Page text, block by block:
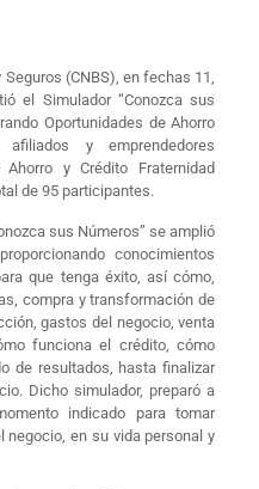
(CNBS), en fechas 11,
el Simulador “Conozca sus
Oportunidades de Ahorro
afiliados y emprendedores
y Crédito Fraternidad
de 95 participantes.
sus Números” se amplió
conocimientos
que tenga éxito, así cómo,
compra y transformación de
gastos del negocio, venta
funciona el crédito, cómo
de resultados, hasta finalizar
Dicho simulador, preparó a
indicado para tomar
en su vida personal y